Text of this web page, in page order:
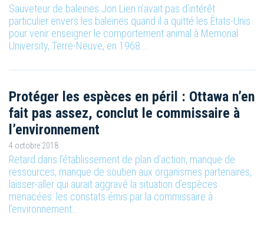
Sauveteur de baleines Jon Lien n’avait pas d’intérêt
particulier envers les baleines quand il a quitté les États-Unis
pour venir enseigner le comportement animal à Memorial
University, Terre-Neuve, en 1968.…
Protéger les espèces en péril : Ottawa n’en
fait pas assez, conclut le commissaire à
l’environnement
4 octobre 2018
Retard dans l’établissement de plan d’action, manque de
ressources, manque de soutien aux organismes partenaires,
laisser-aller qui aurait aggravé la situation d’espèces
menacées: les constats émis par la commissaire à
l’environnement…